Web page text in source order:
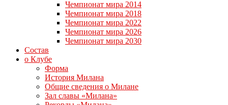
Чемпионат мира 2014
Чемпионат мира 2018
Чемпионат мира 2022
Чемпионат мира 2026
Чемпионат мира 2030
Состав
о Клубе
Форма
История Милана
Общие сведения о Милане
Зал славы «Милана»